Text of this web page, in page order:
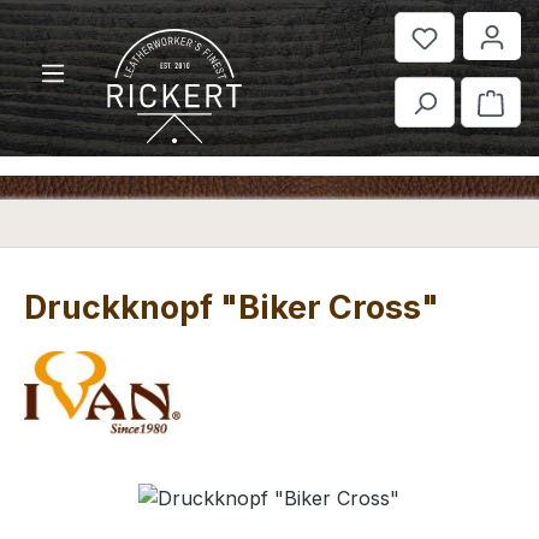
Zum Hauptinhalt springen
Druckknopf "Biker Cross"
Bildergalerie überspringen